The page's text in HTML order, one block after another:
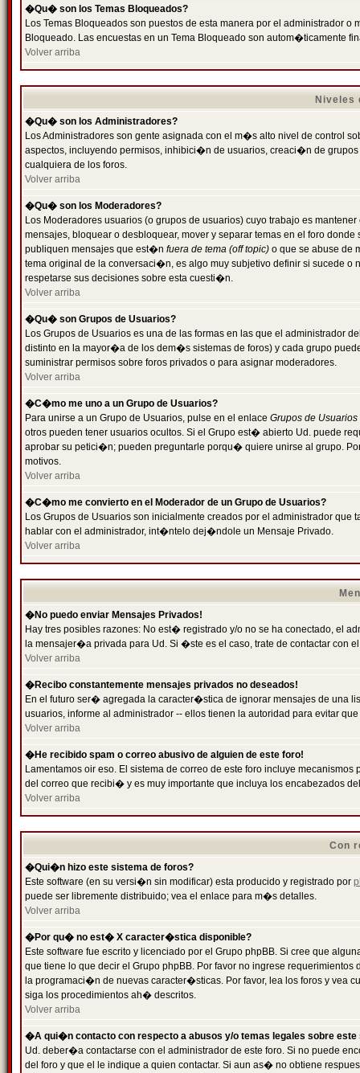
�Qu� son los Temas Bloqueados?
Los Temas Bloqueados son puestos de esta manera por el administrador
Bloqueado. Las encuestas en un Tema Bloqueado son autom�ticamente
Volver arriba
Niveles
�Qu� son los Administradores?
Los Administradores son gente asignada con el m�s alto nivel de control
aspectos, incluyendo permisos, inhibici�n de usuarios, creaci�n de
cualquiera de los foros.
Volver arriba
�Qu� son los Moderadores?
Los Moderadores usuarios (o grupos de usuarios) cuyo trabajo es
mensajes, bloquear o desbloquear, mover y separar temas en el foro
publiquen mensajes que est�n fuera de tema (off topic) o que se abuse de
tema original de la conversaci�n, es algo muy subjetivo definir si sucede
respetarse sus decisiones sobre esta cuesti�n.
Volver arriba
�Qu� son Grupos de Usuarios?
Los Grupos de Usuarios es una de las formas en las que el administrador
distinto en la mayor�a de los dem�s sistemas de foros) y cada grupo
suministrar permisos sobre foros privados o para asignar moderadores.
Volver arriba
�C�mo me uno a un Grupo de Usuarios?
Para unirse a un Grupo de Usuarios, pulse en el enlace Grupos de Usuarios
otros pueden tener usuarios ocultos. Si el Grupo est� abierto Ud. puede
aprobar su petici�n; pueden preguntarle porqu� quiere unirse al grupo.
motivos.
Volver arriba
�C�mo me convierto en el Moderador de un Grupo de Usuarios?
Los Grupos de Usuarios son inicialmente creados por el administrador
hablar con el administrador, int�ntelo dej�ndole un Mensaje Privado.
Volver arriba
�No puedo enviar Mensajes Privados!
Hay tres posibles razones: No est� registrado y/o no se ha conectado, el
la mensajer�a privada para Ud. Si �ste es el caso, trate de contactar con
Volver arriba
�Recibo constantemente mensajes privados no deseados!
En el futuro ser� agregada la caracter�stica de ignorar mensajes de una
usuarios, informe al administrador -- ellos tienen la autoridad para evitar
Volver arriba
�He recibido spam o correo abusivo de alguien de este foro!
Lamentamos oir eso. El sistema de correo de este foro incluye
del correo que recibi� y es muy importante que incluya los encabezados
Volver arriba
Con
�Qui�n hizo este sistema de foros?
Este software (en su versi�n sin modificar) esta producido y registrado por
puede ser libremente distribuido; vea el enlace para m�s detalles.
Volver arriba
�Por qu� no est� X caracter�stica disponible?
Este software fue escrito y licenciado por el Grupo phpBB. Si cree que
que tiene lo que decir el Grupo phpBB. Por favor no ingrese
la programaci�n de nuevas caracter�sticas. Por favor, lea los foros y vea
siga los procedimientos ah� descritos.
Volver arriba
�A qui�n contacto con respecto a abusos y/o temas legales sobre este
Ud. deber�a contactarse con el administrador de este foro. Si no puede
del foro y que el le indique a quien contactar. Si aun as� no obtiene